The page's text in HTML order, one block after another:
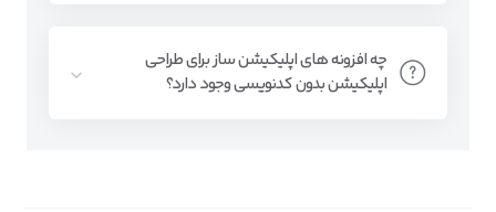
چه افزونه های اپلیکیشن ساز برای طراحی
اپلیکیشن بدون کدنویسی وجود دارد؟